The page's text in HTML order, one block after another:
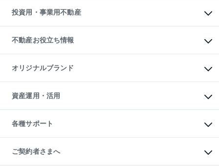
English 繁体中文簡体中文
不動産買換えの流れ
売却ガイド
マンション賃料データ
賃貸管理プラン
リロケーションについて
貸すガイド
投資用・事業用不動産
事業用不動産
マンション投資
投資用マンション
アパート経営
収益物件
ビル購入（ビル一棟）
投資用不動産の売却査定
事業用不動産の売却査定
不動産お役立ち情報
マンションライブラリー
人気マンションランキング
暮らしに役立つ不動産メディア
不動産相場・不動産価格情報
不動産コラム・ニュース
不動産用語集
不動産なんでもネット相談室
住まいの税金
オリジナルブランド
一棟リノベーションマンション
L`GENTE（ルジェンテ）
区分リノベーションマンション
投資用一棟レジデンスWELL
不動産小口投資
LEGACIA（レガシア）
資産運用・活用
不動産M&A
アセットマネジメント・出資
各種サポート
相続サポート
リフォームサポート
ご契約者さまへ